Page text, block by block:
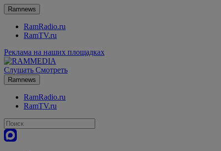
Ramnews
RamRadio.ru
RamTV.ru
Реклама на наших площадках
Слушать Смотреть
Ramnews
RamRadio.ru
RamTV.ru